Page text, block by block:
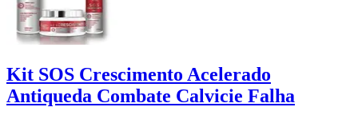
Kit SOS Crescimento Acelerado
Antiqueda Combate Calvicie Falha